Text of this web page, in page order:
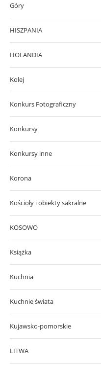
Góry
HISZPANIA
HOLANDIA
Kolej
Konkurs Fotograficzny
Konkursy
Konkursy inne
Korona
Kościoły i obiekty sakralne
KOSOWO
Książka
Kuchnia
Kuchnie świata
Kujawsko-pomorskie
LITWA